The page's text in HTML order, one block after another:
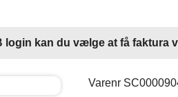
login kan du vælge at få faktura
Varenr